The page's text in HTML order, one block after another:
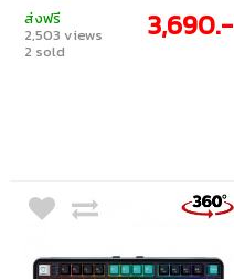
พิมพ์ที่ยืดหยุ่นและเสียงที่ดีเยี่ยม มาพร้อม
จอแสดงผลอัจฉริยะถึงสองหน้าจอ ได้แก่ 315
LED Smart Dot Matrix Screen (โครงสร้าง
แคป : ภาษาอังกฤษ • เลย์เอาต์ : ANSI • จอแส
ดงผล : จอ LED Smart Dot Matrix 315 จุด
พร้อมจอสี 1.14 นิ้ว • การเชื่อมต่อ : แบบใช้สาย
USB-C เป็น USB-A • การเปลี่ยนสวิตช์ :
เปลี่ยนสวิตช์ได้ รองรับสวิตช์ 3 ขา / 5 ขา
ส่งฟรี
2,503 views
2 sold
3,690.-